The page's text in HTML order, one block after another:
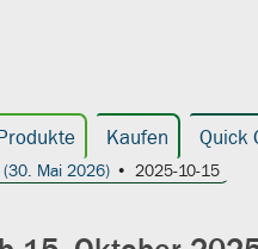
Kaufen Quick
(30. Mai 2026) 2025-10-15